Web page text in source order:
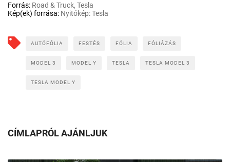
Forrás: Road & Truck, Tesla
Kép(ek) forrása: Nyitókép: Tesla
AUTÓFÓLIA FESTÉS FÓLIA FÓLIÁZÁS
MODEL 3 MODEL Y TESLA TESLA MODEL 3
TESLA MODEL Y
CÍMLAPRÓL AJÁNLJUK